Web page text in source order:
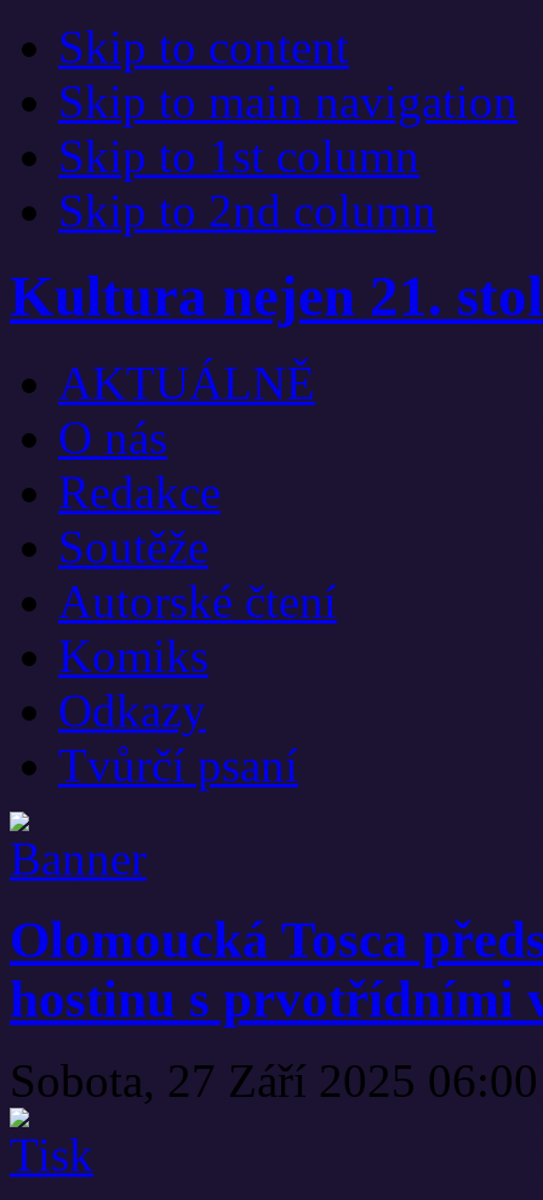
Skip to content
Skip to main navigation
Skip to 1st column
Skip to 2nd column
Kultura nejen 21.
AKTUÁLNĚ
O nás
Redakce
Soutěže
Autorské čtení
Komiks
Odkazy
Tvůrčí psaní
Olomoucká Tosca
hostinu s prvotřídními
Sobota, 27 Září 2025